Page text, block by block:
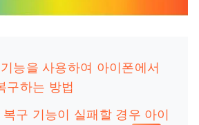
기능을 사용하여 아이폰에서
구하는 방법
복구 기능이 실패할 경우 아이